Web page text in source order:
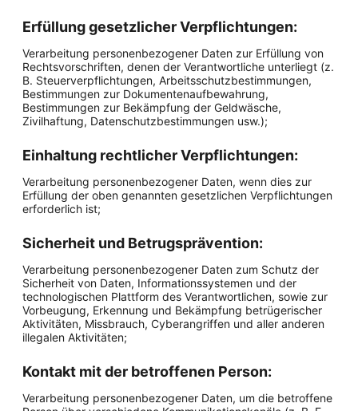
Erfüllung gesetzlicher Verpflichtungen:
Verarbeitung personenbezogener Daten zur Erfüllung von
Rechtsvorschriften, denen der Verantwortliche unterliegt (z.
B. Steuerverpflichtungen, Arbeitsschutzbestimmungen,
Bestimmungen zur Dokumentenaufbewahrung,
Bestimmungen zur Bekämpfung der Geldwäsche,
Zivilhaftung, Datenschutzbestimmungen usw.);
Einhaltung rechtlicher Verpflichtungen:
Verarbeitung personenbezogener Daten, wenn dies zur
Erfüllung der oben genannten gesetzlichen Verpflichtungen
erforderlich ist;
Sicherheit und Betrugsprävention:
Verarbeitung personenbezogener Daten zum Schutz der
Sicherheit von Daten, Informationssystemen und der
technologischen Plattform des Verantwortlichen, sowie zur
Vorbeugung, Erkennung und Bekämpfung betrügerischer
Aktivitäten, Missbrauch, Cyberangriffen und aller anderen
illegalen Aktivitäten;
Kontakt mit der betroffenen Person:
Verarbeitung personenbezogener Daten, um die betroffene